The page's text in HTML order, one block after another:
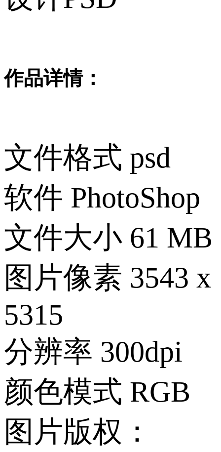
作品详情：
文件格式 psd
软件 PhotoShop
文件大小 61 MB
图片像素 3543 x
5315
分辨率 300dpi
颜色模式 RGB
图片版权：